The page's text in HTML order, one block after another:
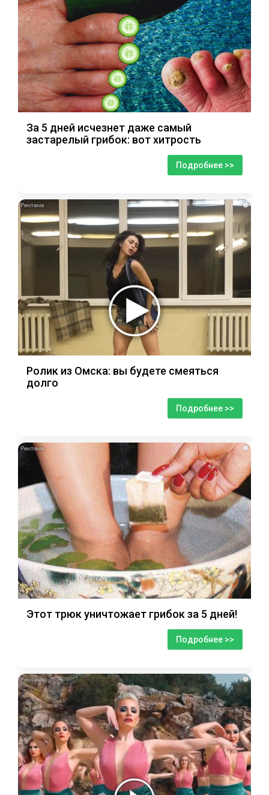
За 5 дней исчезнет даже самый
застарелый грибок: вот хитрость
Подробнее >>
i
Ролик из Омска: вы будете смеяться
долго
Подробнее >>
i
Этот трюк уничтожает грибок за 5 дней!
Подробнее >>
i